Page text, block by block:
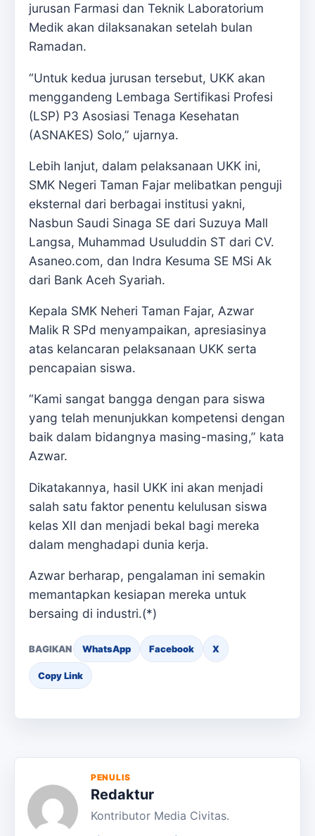
jurusan Farmasi dan Teknik Laboratorium
Medik akan dilaksanakan setelah bulan
Ramadan.
“Untuk kedua jurusan tersebut, UKK akan
menggandeng Lembaga Sertifikasi Profesi
(LSP) P3 Asosiasi Tenaga Kesehatan
(ASNAKES) Solo,” ujarnya.
Lebih lanjut, dalam pelaksanaan UKK ini,
SMK Negeri Taman Fajar melibatkan penguji
eksternal dari berbagai institusi yakni,
Nasbun Saudi Sinaga SE dari Suzuya Mall
Langsa, Muhammad Usuluddin ST dari CV.
Asaneo.com, dan Indra Kesuma SE MSi Ak
dari Bank Aceh Syariah.
Kepala SMK Neheri Taman Fajar, Azwar
Malik R SPd menyampaikan, apresiasinya
atas kelancaran pelaksanaan UKK serta
pencapaian siswa.
“Kami sangat bangga dengan para siswa
yang telah menunjukkan kompetensi dengan
baik dalam bidangnya masing-masing,” kata
Azwar.
Dikatakannya, hasil UKK ini akan menjadi
salah satu faktor penentu kelulusan siswa
kelas XII dan menjadi bekal bagi mereka
dalam menghadapi dunia kerja.
Azwar berharap, pengalaman ini semakin
memantapkan kesiapan mereka untuk
bersaing di industri.(*)
BAGIKAN WhatsApp Facebook X
Copy Link
PENULIS
Redaktur
Kontributor Media Civitas.